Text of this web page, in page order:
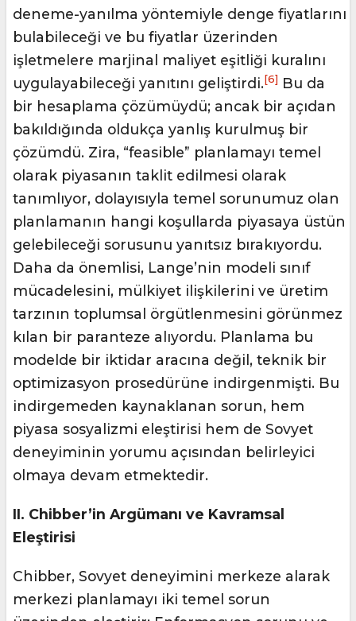
deneme-yanılma yöntemiyle denge fiyatlarını
bulabileceği ve bu fiyatlar üzerinden
işletmelere marjinal maliyet eşitliği kuralını
uygulayabileceği yanıtını geliştirdi.[6] Bu da
bir hesaplama çözümüydü; ancak bir açıdan
bakıldığında oldukça yanlış kurulmuş bir
çözümdü. Zira, “feasible” planlamayı temel
olarak piyasanın taklit edilmesi olarak
tanımlıyor, dolayısıyla temel sorunumuz olan
planlamanın hangi koşullarda piyasaya üstün
gelebileceği sorusunu yanıtsız bırakıyordu.
Daha da önemlisi, Lange’nin modeli sınıf
mücadelesini, mülkiyet ilişkilerini ve üretim
tarzının toplumsal örgütlenmesini görünmez
kılan bir paranteze alıyordu. Planlama bu
modelde bir iktidar aracına değil, teknik bir
optimizasyon prosedürüne indirgenmişti. Bu
indirgemeden kaynaklanan sorun, hem
piyasa sosyalizmi eleştirisi hem de Sovyet
deneyiminin yorumu açısından belirleyici
olmaya devam etmektedir.
II. Chibber’in Argümanı ve Kavramsal
Eleştirisi
Chibber, Sovyet deneyimini merkeze alarak
merkezi planlamayı iki temel sorun